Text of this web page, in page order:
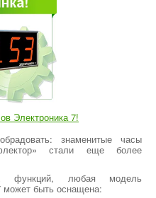
Электроника 7!
знаменитые часы
стали еще более
функций, любая модель
может быть оснащена: